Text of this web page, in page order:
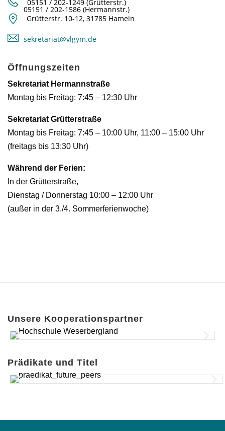
05151 / 202-1249 (Grütterstr.)
05151 / 202-1586 (Hermannstr.)
Grütterstr. 10-12, 31785 Hameln
sekretariat@vlgym.de
Öffnungszeiten
Sekretariat Hermannstraße
Montag bis Freitag: 7:45 – 12:30 Uhr
Sekretariat Grütterstraße
Montag bis Freitag: 7:45 – 10:00 Uhr, 11:00 – 15:00 Uhr
(freitags bis 13:30 Uhr)
Während der Ferien:
In der Grütterstraße,
Dienstag / Donnerstag 10:00 – 12:00 Uhr
(außer in der 3./4. Sommerferienwoche)
Unsere Kooperationspartner
Prädikate und Titel